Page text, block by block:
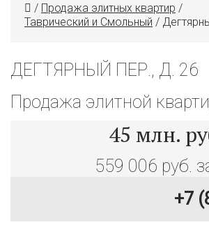
/ Продажа элитных квартир /
Таврический и Смольный /
ДЕГТЯРНЫЙ ПЕР., Д. 26
Продажа элитной
45 млн.
559 006 руб.
+7